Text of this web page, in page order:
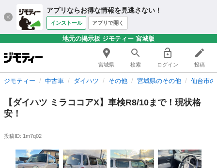
アプリならお得な情報を見逃さない！
インストール アプリで開く
地元の掲示板 ジモティー 宮城版
宮城県 検索 ログイン 投稿
ジモティー 中古車 ダイハツ その他 宮城県のその他 仙台市
【ダイハツ ミラココアX】車検R8/10まで！現状格
安！
投稿ID: 1m7q02